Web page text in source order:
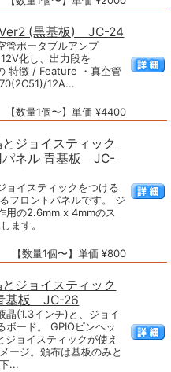
(黒基板) JC-24
管ポータブルアンプ
化し、出力段を
特徴 / Feature ・真空管
12A...
【数量1個〜】単価 ¥4400
ジョイスティック
パネル 青基板 JC-
ョイスティックをつける
フロントパネルです。 ジ
用の2.6mm x 4mmのス
ます。
【数量1個〜】単価 ¥800
ジョイスティック
基板 JC-26
晶(1.3インチ)と、ジョイ
ボード。 GPIOピンヘッ
ジョイスティックが使え
ージ。頒布は基板のみと
...